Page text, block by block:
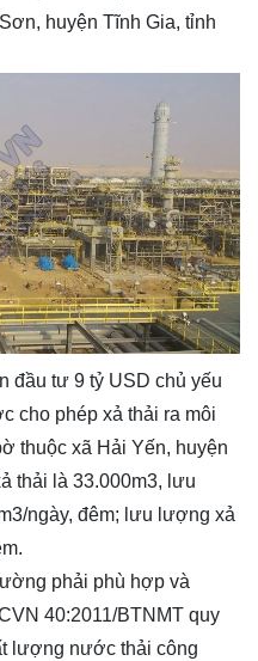
huyện Tĩnh Gia, tỉnh
đầu tư 9 tỷ USD chủ yếu
cho phép xả thải ra môi
thuộc xã Hải Yến, huyện
thải là 33.000m3, lưu
ngày, đêm; lưu lượng xả
phải phù hợp và
40:2011/BTNMT quy
lượng nước thải công